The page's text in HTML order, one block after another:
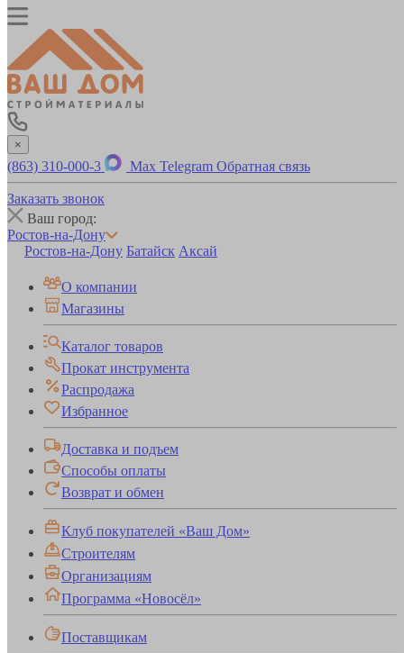
×
(863) 310-000-3 Max Telegram Обратная связь
Заказать звонок
Ваш город:
Ростов-на-Дону
Ростов-на-Дону Батайск Аксай
О компании
Магазины
Каталог товаров
Прокат инструмента
Распродажа
Избранное
Доставка и подъем
Способы оплаты
Возврат и обмен
Клуб покупателей «Ваш Дом»
Строителям
Организациям
Программа «Новосёл»
Поставщикам